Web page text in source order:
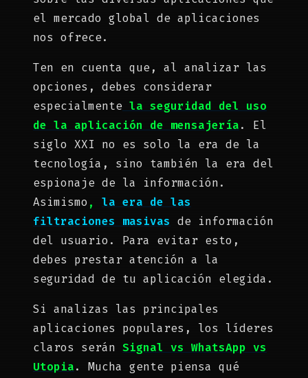
el mercado global de aplicaciones
nos ofrece.
Ten en cuenta que, al analizar las
opciones, debes considerar
especialmente la seguridad del uso
de la aplicación de mensajería. El
siglo XXI no es solo la era de la
tecnología, sino también la era del
espionaje de la información.
Asimismo , la era de las
filtraciones masivas de información
del usuario. Para evitar esto,
debes prestar atención a la
seguridad de tu aplicación elegida.
Si analizas las principales
aplicaciones populares, los líderes
claros serán Signal vs WhatsApp vs
Utopia. Mucha gente piensa qué